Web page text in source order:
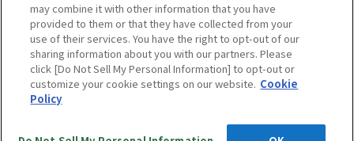
当サイトの表示価格は個別に税込・税抜等の記載がない場合は「税込価格」です。
may combine it with other information that you have
provided to them or that they have collected from your
use of their services. You have the right to opt-out of our
sharing information about you with our partners. Please
click [Do Not Sell My Personal Information] to opt-out or
customize your cookie settings on our website. Cookie
Policy